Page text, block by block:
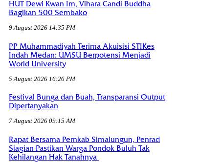
HUT Dewi Kwan Im, Vihara Candi Buddha
Bagikan 500 Sembako
9 August 2026 14:35 PM
PP Muhammadiyah Terima Akuisisi STIKes
Indah Medan: UMSU Berpotensi Menjadi
World University
5 August 2026 16:26 PM
Festival Bunga dan Buah, Transparansi Output
Dipertanyakan
7 August 2026 09:15 AM
Rapat Bersama Pemkab Simalungun, Penrad
Siagian Pastikan Warga Pondok Buluh Tak
Kehilangan Hak Tanahnya